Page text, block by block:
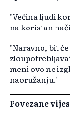
"Većina ljudi
na koristan
"Naravno, bit
meni ovo ne
naoružanju."
Povezane